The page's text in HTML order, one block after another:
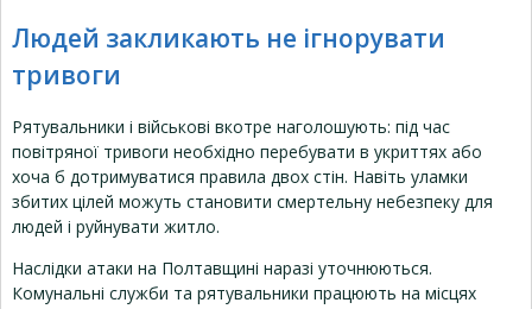
Людей закликають не ігнорувати
тривоги
Рятувальники і військові вкотре наголошують: під час
повітряної тривоги необхідно перебувати в укриттях або
хоча б дотримуватися правила двох стін. Навіть уламки
збитих цілей можуть становити смертельну небезпеку для
людей і руйнувати житло.
Наслідки атаки на Полтавщині наразі уточнюються.
Комунальні служби та рятувальники працюють на місцях